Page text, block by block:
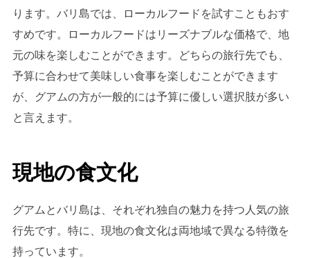
ります。バリ島では、ローカルフードを試すこともおす
すめです。ローカルフードはリーズナブルな価格で、地
元の味を楽しむことができます。どちらの旅行先でも、
予算に合わせて美味しい食事を楽しむことができます
が、グアムの方が一般的には予算に優しい選択肢が多い
と言えます。
現地の食文化
グアムとバリ島は、それぞれ独自の魅力を持つ人気の旅
行先です。特に、現地の食文化は両地域で異なる特徴を
持っています。